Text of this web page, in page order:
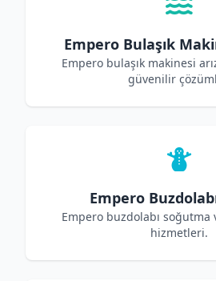
Empero Bulaşık
Empero bulaşık makinesi
güvenilir
Empero
Empero buzdolabı soğutma
hizmetleri.